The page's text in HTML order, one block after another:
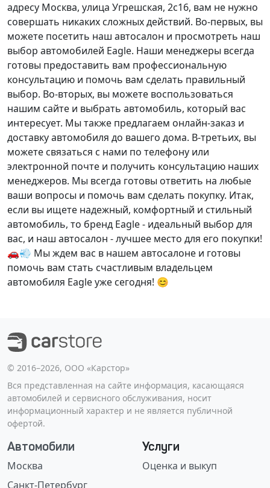
адресу Москва, улица Угрешская, 2с16, вам не нужно
совершать никаких сложных действий. Во-первых, вы
можете посетить наш автосалон и просмотреть наш
выбор автомобилей Eagle. Наши менеджеры всегда
готовы предоставить вам профессиональную
консультацию и помочь вам сделать правильный
выбор. Во-вторых, вы можете воспользоваться
нашим сайте и выбрать автомобиль, который вас
интересует. Мы также предлагаем онлайн-заказ и
доставкуавтомобиля до вашего дома. В-третьих, вы
можете связаться с нами по телефону или
электронной почте и получить консультацию наших
менеджеров. Мы всегда готовы ответить на любые
ваши вопросы и помочь вам сделать покупку. Итак,
если вы ищете надежный, комфортный и стильный
автомобиль, то бренд Eagle - идеальный выбор для
вас, и наш автосалон - лучшее место для его покупки!
🚗💨 Мы ждем вас в нашем автосалоне и готовы
помочь вам стать счастливым владельцем
автомобиля Eagle уже сегодня! 😊
©️ 2016–2026, ООО «Карстор»
Вся представленная на сайте информация, касающаяся
автомобилей и сервисного обслуживания, носит
информационный характер и не является публичной
офертой.
Автомобили
Москва
Санкт-Петербург
Услуги
Оценка и выкуп